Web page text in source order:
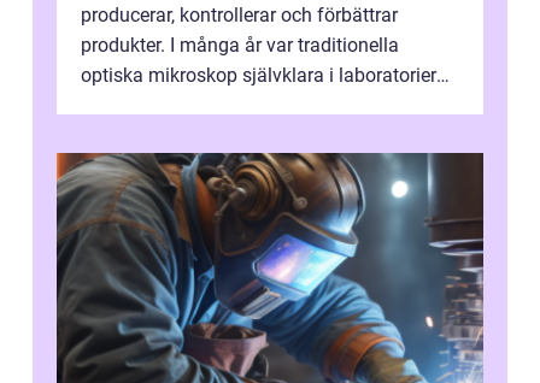
producerar, kontrollerar och förbättrar
produkter. I många år var traditionella
optiska mikroskop självklara i laboratorier